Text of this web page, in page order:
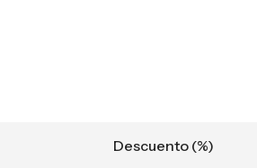
Descuento (%)